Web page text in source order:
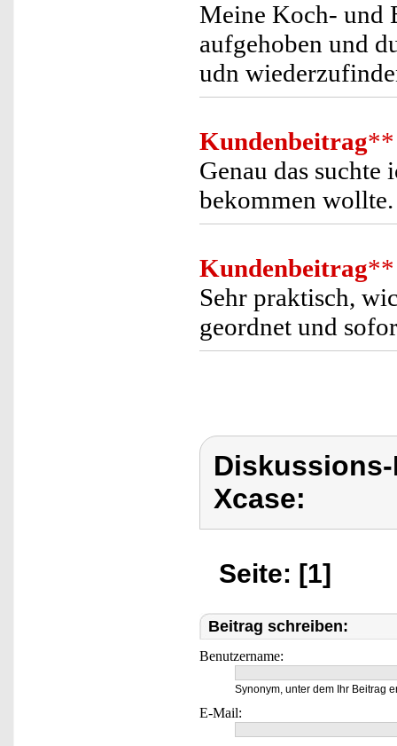
Meine Koch- und
aufgehoben und
udn
Kundenbeitrag**
Genau das
bekommen wollte.
Kundenbeitrag**
Sehr praktisch,
geordnet und
Xcase:
Seite: [1]
Beitrag schreiben:
Benutzername:
Synonym, unter dem Ihr Beitrag
E-Mail: